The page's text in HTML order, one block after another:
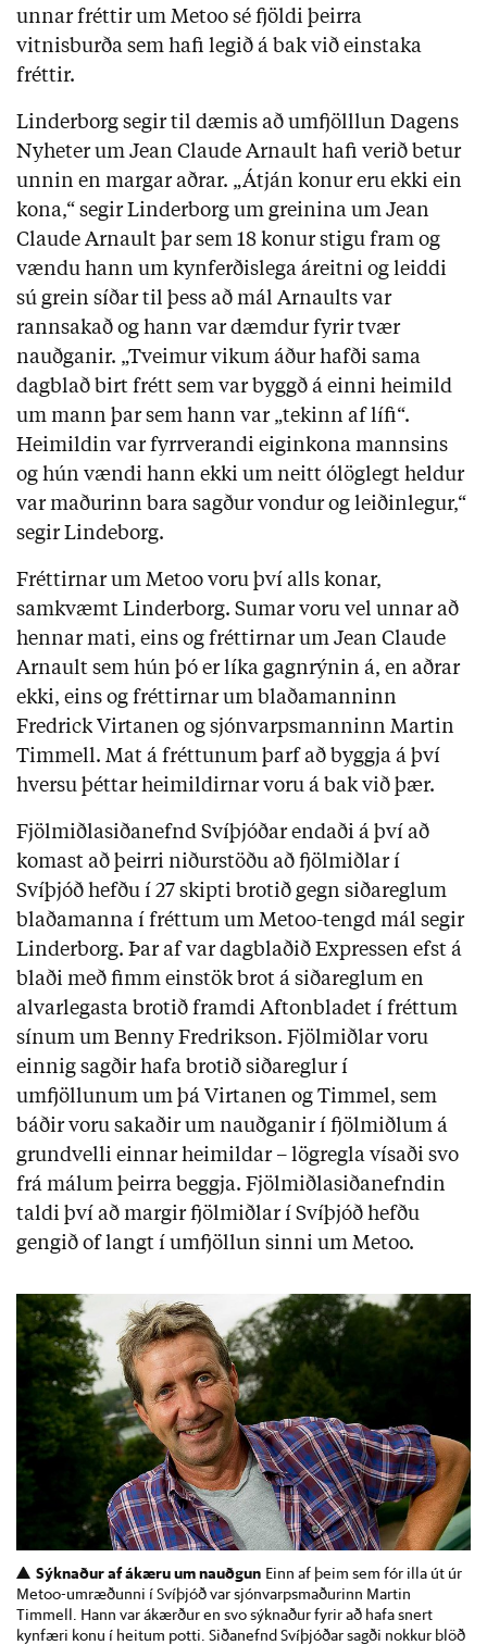
unnar fréttir um Metoo sé fjöldi þeirra
vitnisburða sem hafi legið á bak við einstaka
fréttir.
Linderborg segir til dæmis að umfjölllun Dagens
Nyheter um Jean Claude Arnault hafi verið betur
unnin en margar aðrar. „Átján konur eru ekki ein
kona,“ segir Linderborg um greinina um Jean
Claude Arnault þar sem 18 konur stigu fram og
vændu hann um kynferðislega áreitni og leiddi
sú grein síðar til þess að mál Arnaults var
rannsakað og hann var dæmdur fyrir tvær
nauðganir. „Tveimur vikum áður hafði sama
dagblað birt frétt sem var byggð á einni heimild
um mann þar sem hann var „tekinn af lífi“.
Heimildin var fyrrverandi eiginkona mannsins
og hún vændi hann ekki um neitt ólöglegt heldur
var maðurinn bara sagður vondur og leiðinlegur,“
segir Lindeborg.
Fréttirnar um Metoo voru því alls konar,
samkvæmt Linderborg. Sumar voru vel unnar að
hennar mati, eins og fréttirnar um Jean Claude
Arnault sem hún þó er líka gagnrýnin á, en aðrar
ekki, eins og fréttirnar um blaðamanninn
Fredrick Virtanen og sjónvarpsmanninn Martin
Timmell. Mat á fréttunum þarf að byggja á því
hversu þéttar heimildirnar voru á bak við þær.
Fjölmiðlasiðanefnd Svíþjóðar endaði á því að
komast að þeirri niðurstöðu að fjölmiðlar í
Svíþjóð hefðu í 27 skipti brotið gegn siðareglum
blaðamanna í fréttum um Metoo-tengd mál segir
Linderborg. Þar af var dagblaðið Expressen efst á
blaði með fimm einstök brot á siðareglum en
alvarlegasta brotið framdi Aftonbladet í fréttum
sínum um Benny Fredrikson. Fjölmiðlar voru
einnig sagðir hafa brotið siðareglur í
umfjöllunum um þá Virtanen og Timmel, sem
báðir voru sakaðir um nauðganir í fjölmiðlum á
grundvelli einnar heimildar – lögregla vísaði svo
frá málum þeirra beggja. Fjölmiðlasiðanefndin
taldi því að margir fjölmiðlar í Svíþjóð hefðu
gengið of langt í umfjöllun sinni um Metoo.
Sýknaður af ákæru um nauðgun Einn af þeim sem fór illa út úr
Metoo-umræðunni í Svíþjóð var sjónvarpsmaðurinn Martin
Timmell. Hann var ákærður en svo sýknaður fyrir að hafa snert
kynfæri konu í heitum potti. Siðanefnd Svíþjóðar sagði nokkur blöð